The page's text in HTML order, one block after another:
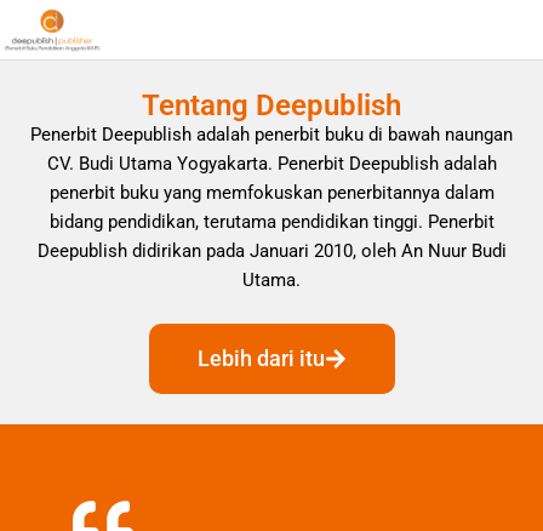
Tentang Deepublish
Penerbit Deepublish adalah penerbit buku di bawah naungan
CV. Budi Utama Yogyakarta. Penerbit Deepublish adalah
penerbit buku yang memfokuskan penerbitannya dalam
bidang pendidikan, terutama pendidikan tinggi. Penerbit
Deepublish didirikan pada Januari 2010, oleh An Nuur Budi
Utama.
Lebih dari itu